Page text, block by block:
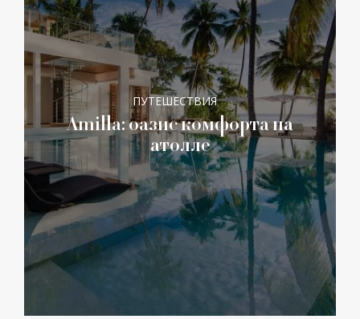
ПУТЕШЕСТВИЯ
Amilla: оазис комфорта на
атолле